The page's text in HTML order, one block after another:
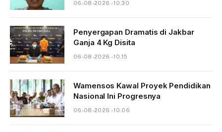
06-08-2026 - 10.30
Penyergapan Dramatis di Jakbar
Ganja 4 Kg Disita
06-08-2026 - 10.15
Wamensos Kawal Proyek Pendidikan
Nasional Ini Progresnya
06-08-2026 - 10.06